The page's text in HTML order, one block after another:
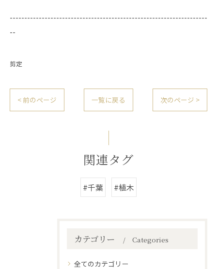
--------------------------------------------------------------------
--
剪定
< 前のページ 一覧に戻る 次のページ >
関連タグ
#千葉 #植木
カテゴリー Categories
全てのカテゴリー